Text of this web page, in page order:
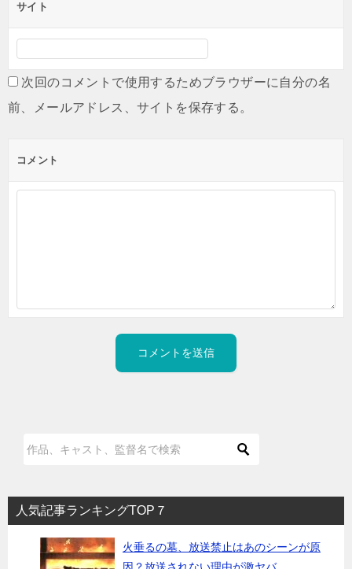
サイト
次回のコメントで使用するためブラウザーに自分の名
前、メールアドレス、サイトを保存する。
コメント
人気記事ランキングTOP７
火垂るの墓、放送禁止はあのシーンが原